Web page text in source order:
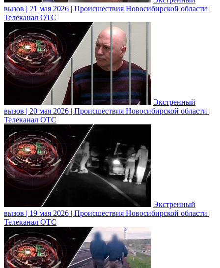
вызов | 21 мая 2026 | Происшествия Новосибирской области |
Телеканал ОТС
Экстренный
вызов | 20 мая 2026 | Происшествия Новосибирской области |
Телеканал ОТС
Экстренный
вызов | 19 мая 2026 | Происшествия Новосибирской области |
Телеканал ОТС